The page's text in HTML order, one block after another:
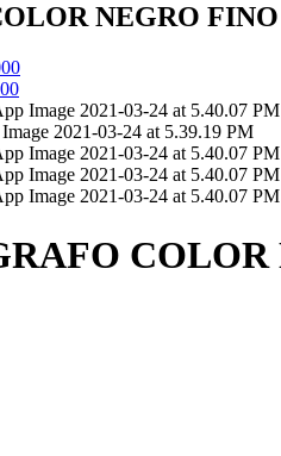
NEGRO FINO